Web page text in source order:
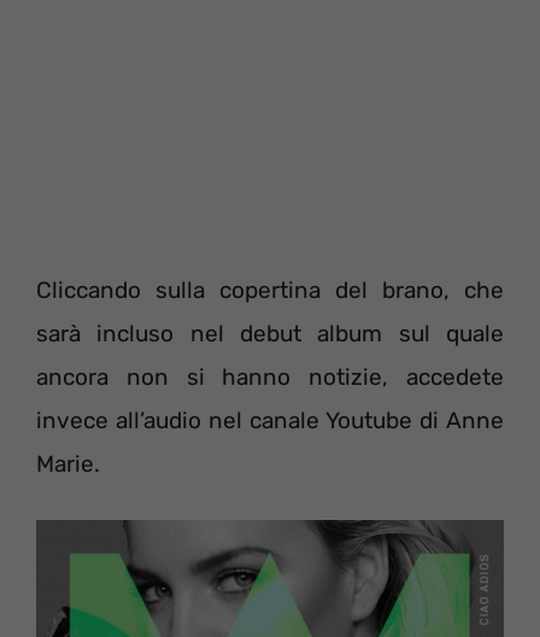
Cliccando sulla copertina del brano, che
sarà incluso nel debut album sul quale
ancora non si hanno notizie, accedete
invece all’audio nel canale Youtube di Anne
Marie.